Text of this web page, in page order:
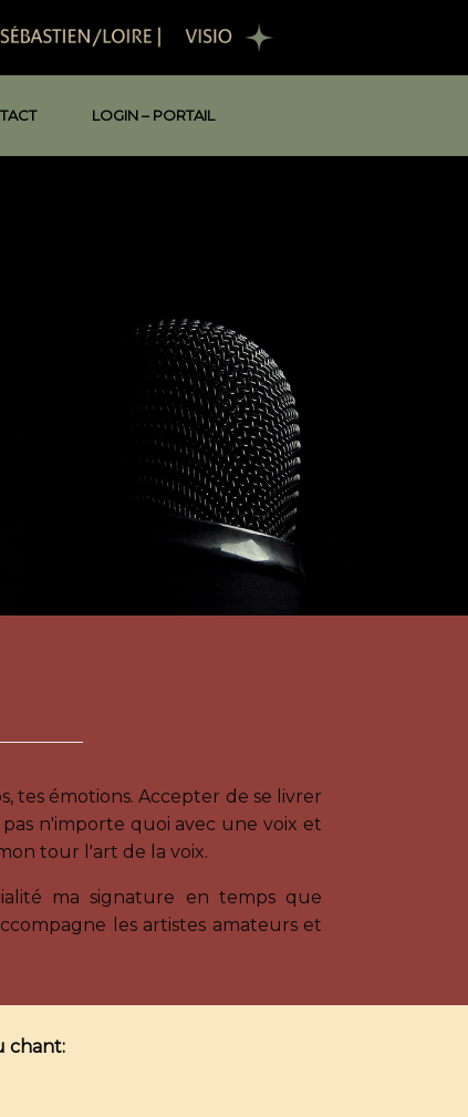
LOGIN – PORTAIL
tes émotions. Accepter de se livrer
n'importe quoi avec une voix et
tour l'art de la voix.
ma signature en temps que
les artistes amateurs et
chant: